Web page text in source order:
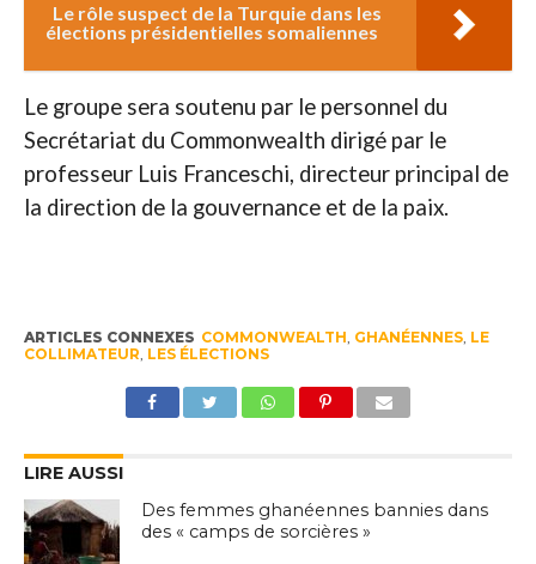
Le rôle suspect de la Turquie dans les
élections présidentielles somaliennes
Le groupe sera soutenu par le personnel du
Secrétariat du Commonwealth dirigé par le
professeur Luis Franceschi, directeur principal de
la direction de la gouvernance et de la paix.
ARTICLES CONNEXES COMMONWEALTH, GHANÉENNES, LE
COLLIMATEUR, LES ÉLECTIONS
LIRE AUSSI
Des femmes ghanéennes bannies dans
des « camps de sorcières »